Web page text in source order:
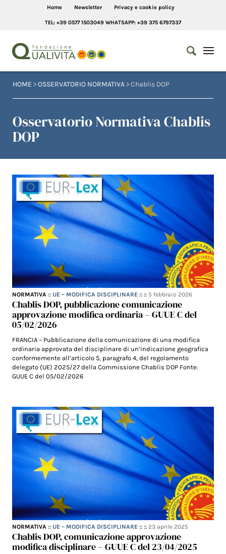
Home Newsletter Privacy e cookie policy
TEL: +39 0577 1503049 WHATSAPP: +39 375 6797337
HOME >OSSERVATORIO NORMATIVA > Chablis DOP
Osservatorio Normativa Chablis
DOP
NORMATIVA :: UE – MODIFICA DISCIPLINARE :: :: 5 febbraio 2026
Chablis DOP, pubblicazione comunicazione
approvazione modifica ordinaria – GUUE C del
05/02/2026
FRANCIA – Pubblicazione della comunicazione di una modifica
ordinaria approvata del disciplinare di un’indicazione geografica
conformemente all’articolo 5, paragrafo 4, del regolamento
delegato (UE) 2025/27 della Commissione Chablis DOP Fonte:
GUUE C del 05/02/2026
NORMATIVA :: UE – MODIFICA DISCIPLINARE :: ::23 aprile 2025
Chablis DOP, comunicazione approvazione
modifica disciplinare – GUUE C del 23/04/2025